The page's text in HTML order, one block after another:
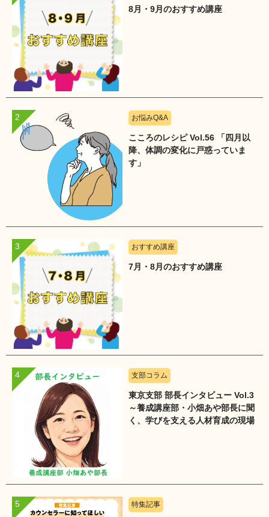
8月・9月のおすすめ講座
お悩みQ&A
こころのレシピ Vol.56 「四月以
降、体調の変化に戸惑っていま
す」
おすすめ講座
7月・8月のおすすめ講座
支部コラム
東京支部 部長インタビュー Vol.3
～養成講座部・小畑あや部長に聞
く、学びを支える人材育成の現場
特集記事